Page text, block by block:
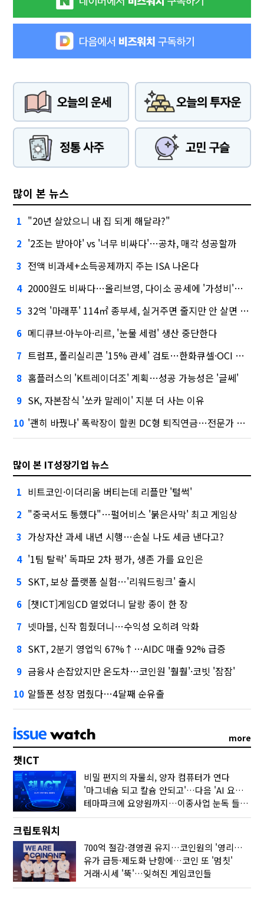
많이 본 뉴스
1 "20년 살았으니 내 집 되게 해달라?"
2 '2조는 받아야' vs '너무 비싸다'…공차, 매각 성공할까
3 전액 비과세+소득공제까지 주는 ISA 나온다
4 2000원도 비싸다…올리브영, 다이소 공세에 '가성비'로 맞불
5 32억 '마래푸' 114㎡ 종부세, 실거주면 줄지만 안 살면 2.5배
6 메디큐브·아누아·리르, '눈물 세럼' 생산 중단한다
7 트럼프, 폴리실리콘 '15% 관세' 검토…한화큐셀·OCI 영향은?
8 홈플러스의 'K트레이더조' 계획…성공 가능성은 '글쎄'
9 SK, 자본잠식 '쏘카 말레이' 지분 더 사는 이유
10 '괜히 바꿨나' 폭락장이 할퀸 DC형 퇴직연금…전문가 조언은
많이 본 IT성장기업 뉴스
1 비트코인·이더리움 버티는데 리플만 '털썩'
2 "중국서도 통했다"…펄어비스 '붉은사막' 최고 게임상
3 가상자산 과세 내년 시행…손실 나도 세금 낸다고?
4 '1팀 탈락' 독파모 2차 평가, 생존 가를 요인은
5 SKT, 보상 플랫폼 실험…'리워드링크' 출시
6 [챗ICT]게임CD 열었더니 달랑 종이 한 장
7 넷마블, 신작 힘줬더니…수익성 오히려 악화
8 SKT, 2분기 영업익 67%↑…AIDC 매출 92% 급증
9 금융사 손잡았지만 온도차…코인원 '훨훨'·코빗 '잠잠'
10 알뜰폰 성장 멈췄다…4달째 순유출
more
챗ICT
비밀 편지의 자물쇠, 양자 컴퓨터가 연다
'마그네슘 되고 칼슘 안되고'…다음 'AI 요약' 갈 길은
테마파크에 요양원까지…이종사업 눈독 들이는 게임사
크립토워치
700억 절감·경영권 유지…코인원의 '영리한 딜'
유가 급등·제도화 난항에…코인 또 '멈칫'
거래·시세 '뚝'…잊혀진 게임코인들